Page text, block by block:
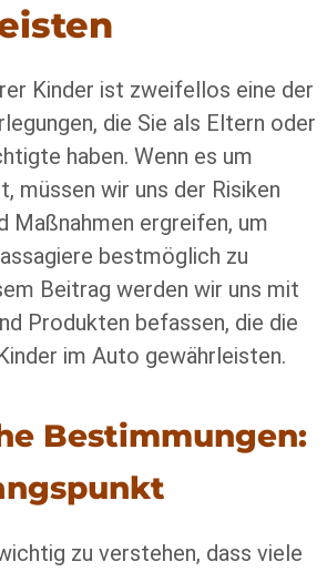
Kinder ist zweifellos eine der
die Sie als Eltern oder
haben. Wenn es um
müssen wir uns der Risiken
Maßnahmen ergreifen, um
bestmöglich zu
Beitrag werden wir uns mit
Produkten befassen, die die
im Auto gewährleisten.
Bestimmungen:
zu verstehen, dass viele